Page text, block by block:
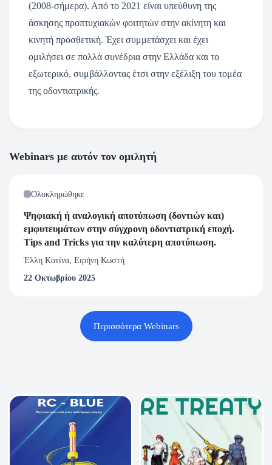
(2008-σήμερα). Από το 2021 είναι υπεύθυνη της
άσκησης προπτυχιακών φοιτητών στην ακίνητη και
κινητή προσθετική. Έχει συμμετάσχει και έχει
ομιλήσει σε πολλά συνέδρια στην Ελλάδα και το
εξωτερικό, συμβάλλοντας έτσι στην εξέλιξη του τομέα
της οδοντιατρικής.
Webinars με αυτόν τον ομιλητή
Ολοκληρώθηκε
Ψηφιακή ή αναλογική αποτύπωση (δοντιών και)
εμφυτευμάτων στην σύγχρονη οδοντιατρική εποχή.
Tips and Tricks για την καλύτερη αποτύπωση.
Έλλη Κοτίνα, Ειρήνη Κωστή
22 Οκτωβρίου 2025
Περισσότερα Webinars